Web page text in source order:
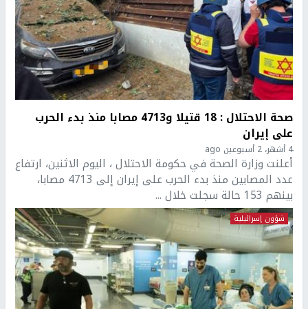
صحة الاحتلال : 18 قتيلا و4713 مصابا منذ بدء الحرب
على إيران
4 أشهر، 2 أسبوعين ago
أعلنت وزارة الصحة في حكومة الاحتلال ، اليوم الاثنين، ارتفاع
عدد المصابين منذ بدء الحرب على إيران إلى 4713 مصابا،
بينهم 153 حالة سجلت خلال ...
شؤون إسرائيلية